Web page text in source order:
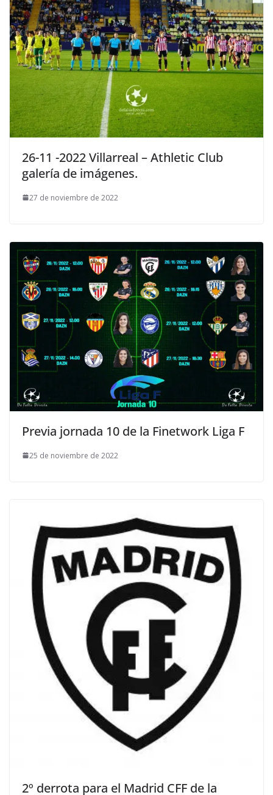
26-11 -2022 Villarreal – Athletic Club
galería de imágenes.
27 de noviembre de 2022
Previa jornada 10 de la Finetwork Liga F
25 de noviembre de 2022
2º derrota para el Madrid CFF de la